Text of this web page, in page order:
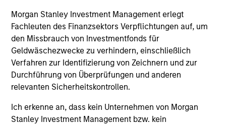
Morgan Stanley Investment Management erlegt
Fachleuten des Finanzsektors Verpflichtungen auf, um
den Missbrauch von Investmentfonds für
Geldwäschezwecke zu verhindern, einschließlich
Verfahren zur Identifizierung von Zeichnern und zur
Durchführung von Überprüfungen und anderen
relevanten Sicherheitskontrollen.
Ich erkenne an, dass kein Unternehmen von Morgan
Stanley Investment Management bzw. kein
Principles of Responsible Investing. It seeks
to invest in companies with demonstrable
leadership or meaningful improvement in
having a diverse workforce and an equal
and inclusive work culture.
Calvert Climate Aligned Strategy